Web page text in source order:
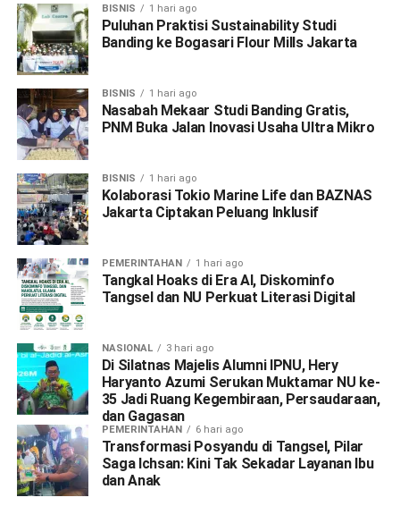
BISNIS 1 hari ago
Puluhan Praktisi Sustainability Studi
Banding ke Bogasari Flour Mills Jakarta
BISNIS 1 hari ago
Nasabah Mekaar Studi Banding Gratis,
PNM Buka Jalan Inovasi Usaha Ultra Mikro
BISNIS 1 hari ago
Kolaborasi Tokio Marine Life dan BAZNAS
Jakarta Ciptakan Peluang Inklusif
PEMERINTAHAN 1 hari ago
Tangkal Hoaks di Era AI, Diskominfo
Tangsel dan NU Perkuat Literasi Digital
NASIONAL 3 hari ago
Di Silatnas Majelis Alumni IPNU, Hery
Haryanto Azumi Serukan Muktamar NU ke-
35 Jadi Ruang Kegembiraan, Persaudaraan,
dan Gagasan
PEMERINTAHAN 6 hari ago
Transformasi Posyandu di Tangsel, Pilar
Saga Ichsan: Kini Tak Sekadar Layanan Ibu
dan Anak